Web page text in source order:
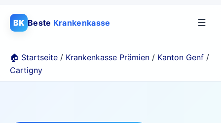
BK Beste Krankenkasse ☰
🏠 Startseite / Krankenkasse Prämien / Kanton Genf /
Cartigny